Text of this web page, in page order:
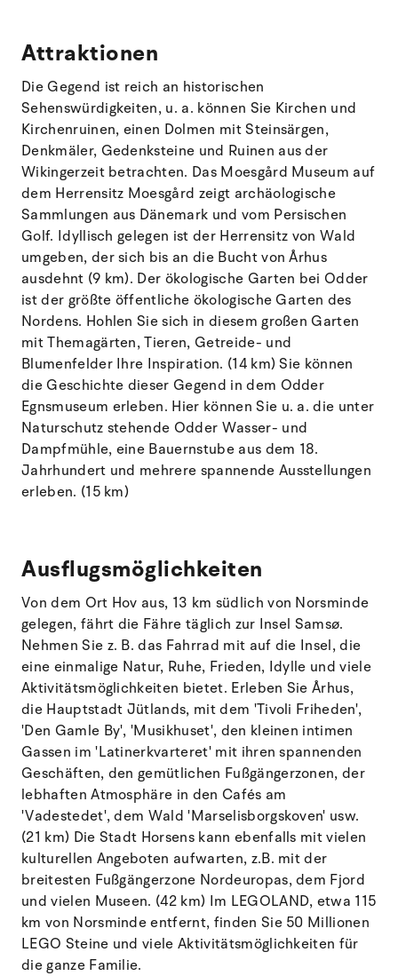
Attraktionen
Die Gegend ist reich an historischen
Sehenswürdigkeiten, u. a. können Sie Kirchen und
Kirchenruinen, einen Dolmen mit Steinsärgen,
Denkmäler, Gedenksteine und Ruinen aus der
Wikingerzeit betrachten. Das Moesgård Museum auf
dem Herrensitz Moesgård zeigt archäologische
Sammlungen aus Dänemark und vom Persischen
Golf. Idyllisch gelegen ist der Herrensitz von Wald
umgeben, der sich bis an die Bucht von Århus
ausdehnt (9 km). Der ökologische Garten bei Odder
ist der größte öffentliche ökologische Garten des
Nordens. Hohlen Sie sich in diesem großen Garten
mit Themagärten, Tieren, Getreide- und
Blumenfelder Ihre Inspiration. (14 km) Sie können
die Geschichte dieser Gegend in dem Odder
Egnsmuseum erleben. Hier können Sie u. a. die unter
Naturschutz stehende Odder Wasser- und
Dampfmühle, eine Bauernstube aus dem 18.
Jahrhundert und mehrere spannende Ausstellungen
erleben. (15 km)
Ausflugsmöglichkeiten
Von dem Ort Hov aus, 13 km südlich von Norsminde
gelegen, fährt die Fähre täglich zur Insel Samsø.
Nehmen Sie z. B. das Fahrrad mit auf die Insel, die
eine einmalige Natur, Ruhe, Frieden, Idylle und viele
Aktivitätsmöglichkeiten bietet. Erleben Sie Århus,
die Hauptstadt Jütlands, mit dem 'Tivoli Friheden',
'Den Gamle By', 'Musikhuset', den kleinen intimen
Gassen im 'Latinerkvarteret' mit ihren spannenden
Geschäften, den gemütlichen Fußgängerzonen, der
lebhaften Atmosphäre in den Cafés am
'Vadestedet', dem Wald 'Marselisborgskoven' usw.
(21 km) Die Stadt Horsens kann ebenfalls mit vielen
kulturellen Angeboten aufwarten, z.B. mit der
breitesten Fußgängerzone Nordeuropas, dem Fjord
und vielen Museen. (42 km) Im LEGOLAND, etwa 115
km von Norsminde entfernt, finden Sie 50 Millionen
LEGO Steine und viele Aktivitätsmöglichkeiten für
die ganze Familie.